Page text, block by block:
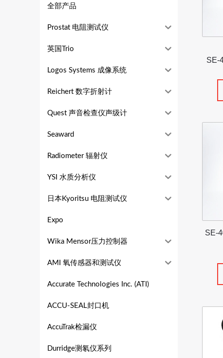
全部产品
Prostat 电阻测试仪
英国Trio
Logos Systems 成像系统
Reichert 数字折射计
Quest 声音检查仪声级计
Seaward
Radiometer 辐射仪
YSI 水质分析仪
日本Kyoritsu 电阻测试仪
Expo
Wika Mensor压力控制器
AMI 氧传感器和测试仪
Accurate Technologies Inc. (ATI)
ACCU-SEAL封口机
AccuTrak检漏仪
Durridge测氡仪系列
SE-
SE-